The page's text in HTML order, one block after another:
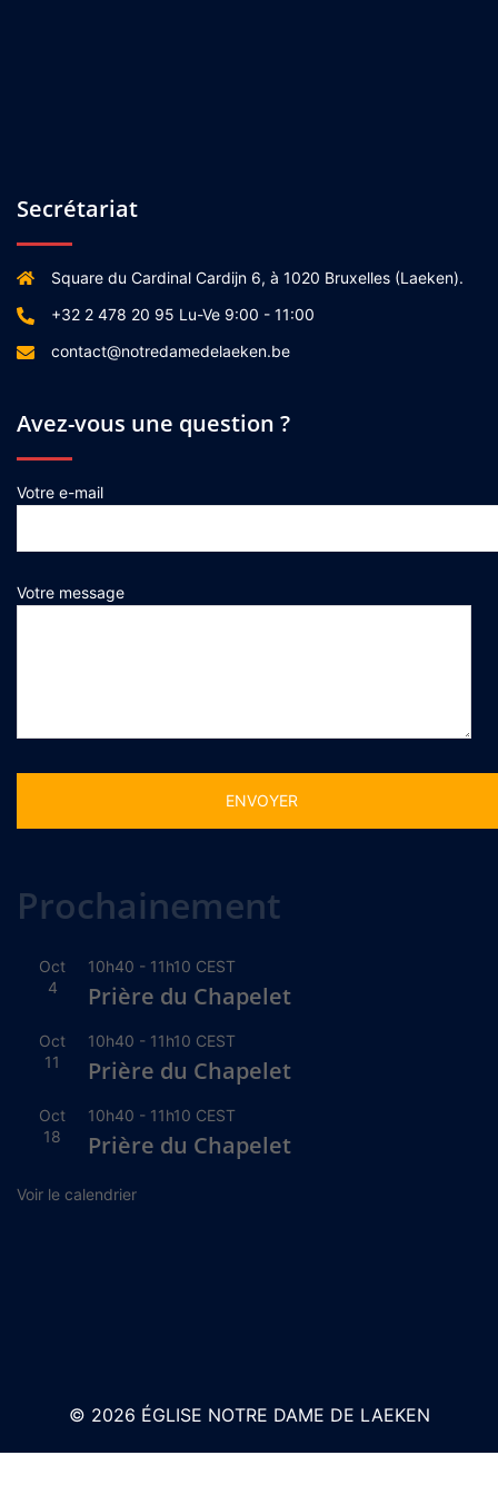
Secrétariat
Square du Cardinal Cardijn 6, à 1020 Bruxelles (Laeken).
+32 2 478 20 95 Lu-Ve 9:00 - 11:00
contact@notredamedelaeken.be
Avez-vous une question ?
Votre e-mail
Votre message
Prochainement
Oct
4
10h40 - 11h10 CEST
Prière du Chapelet
Oct
11
10h40 - 11h10 CEST
Prière du Chapelet
Oct
18
10h40 - 11h10 CEST
Prière du Chapelet
Voir le calendrier
© 2026 ÉGLISE NOTRE DAME DE LAEKEN